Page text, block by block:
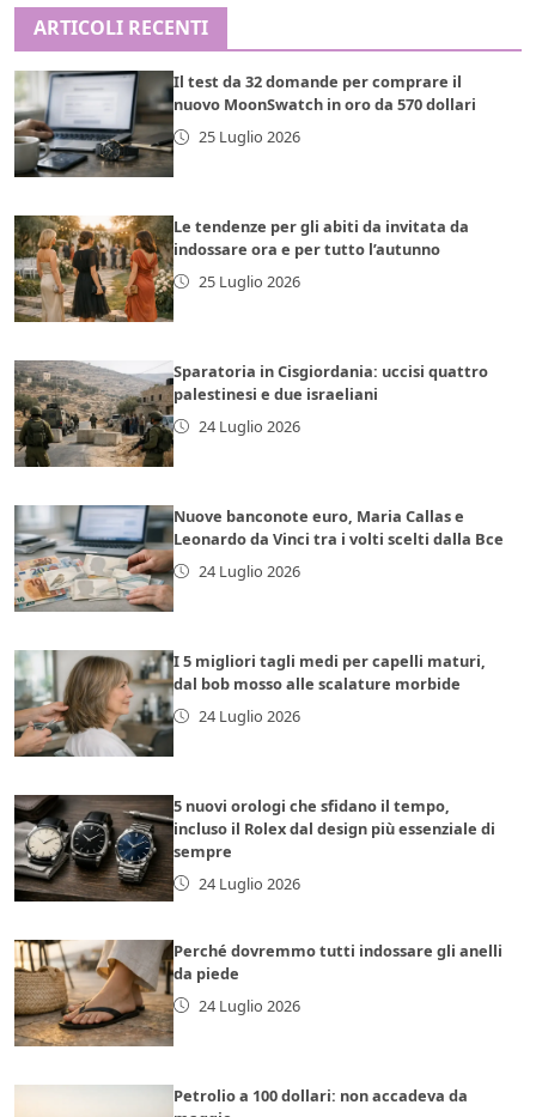
ARTICOLI RECENTI
Il test da 32 domande per comprare il
nuovo MoonSwatch in oro da 570 dollari
25 Luglio 2026
Le tendenze per gli abiti da invitata da
indossare ora e per tutto l’autunno
25 Luglio 2026
Sparatoria in Cisgiordania: uccisi quattro
palestinesi e due israeliani
24 Luglio 2026
Nuove banconote euro, Maria Callas e
Leonardo da Vinci tra i volti scelti dalla Bce
24 Luglio 2026
I 5 migliori tagli medi per capelli maturi,
dal bob mosso alle scalature morbide
24 Luglio 2026
5 nuovi orologi che sfidano il tempo,
incluso il Rolex dal design più essenziale di
sempre
24 Luglio 2026
Perché dovremmo tutti indossare gli anelli
da piede
24 Luglio 2026
Petrolio a 100 dollari: non accadeva da